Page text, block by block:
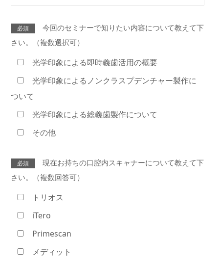
必須
今回のセミナーで知りたい内容について教えて下
さい。（複数選択可）
光学印象による即時義歯活用の概要
光学印象によるノンクラスプデンチャー製作に
ついて
光学印象による総義歯製作について
その他
必須
現在お持ちの口腔内スキャナーについて教えて下
さい。（複数回答可）
トリオス
iTero
Primescan
メディット